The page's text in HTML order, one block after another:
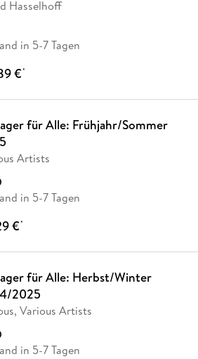
Hasselhoff
in 5-7 Tagen
€*
für Alle: Frühjahr/Sommer
Artists
in 5-7 Tagen
€*
für Alle: Herbst/Winter
2025
Various Artists
in 5-7 Tagen